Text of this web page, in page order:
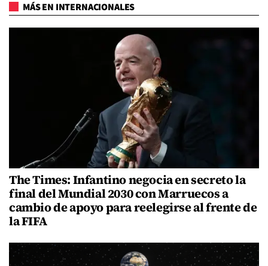
MÁS EN INTERNACIONALES
The Times: Infantino negocia en secreto la
final del Mundial 2030 con Marruecos a
cambio de apoyo para reelegirse al frente de
la FIFA